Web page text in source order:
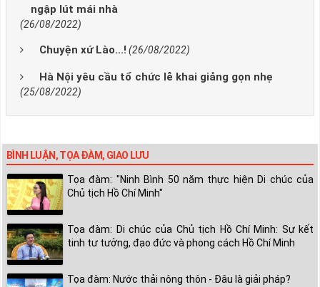
ngập lút mái nhà
(26/08/2022)
Chuyện xứ Lào...! (26/08/2022)
Hà Nội yêu cầu tổ chức lễ khai giảng gọn nhẹ
(25/08/2022)
BÌNH LUẬN, TỌA ĐÀM, GIAO LƯU
Tọa đàm: "Ninh Bình 50 năm thực hiện Di chúc của
Chủ tịch Hồ Chí Minh"
Tọa đàm: Di chúc của Chủ tịch Hồ Chí Minh: Sự kết
tinh tư tưởng, đạo đức và phong cách Hồ Chí Minh
Tọa đàm: Nước thải nông thôn - Đâu là giải pháp?